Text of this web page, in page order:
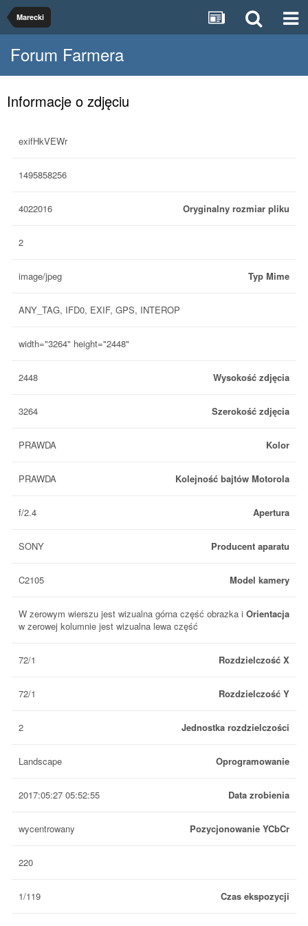
Marecki
Forum Farmera
Informacje o zdjęciu
exifHkVEWr
1495858256
Oryginalny rozmiar pliku
4022016
2
Typ Mime
image/jpeg
ANY_TAG, IFD0, EXIF, GPS, INTEROP
width="3264" height="2448"
Wysokość zdjęcia
2448
Szerokość zdjęcia
3264
Kolor
PRAWDA
Kolejność bajtów Motorola
PRAWDA
Apertura
f/2.4
Producent aparatu
SONY
Model kamery
C2105
Orientacja
W zerowym wierszu jest wizualna górna część obrazka i
w zerowej kolumnie jest wizualna lewa część
Rozdzielczość X
72/1
Rozdzielczość Y
72/1
Jednostka rozdzielczości
2
Oprogramowanie
Landscape
Data zrobienia
2017:05:27 05:52:55
Pozycjonowanie YCbCr
wycentrowany
220
Czas ekspozycji
1/119